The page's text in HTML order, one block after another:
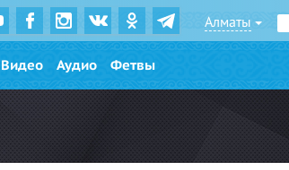
Алматы
Видео Аудио Фетвы